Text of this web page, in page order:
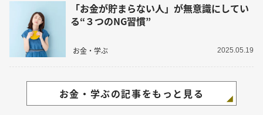
「お金が貯まらない人」が無意識にしてい
る“３つのNG習慣”
お金・学ぶ 2025.05.19
お金・学ぶの記事をもっと見る